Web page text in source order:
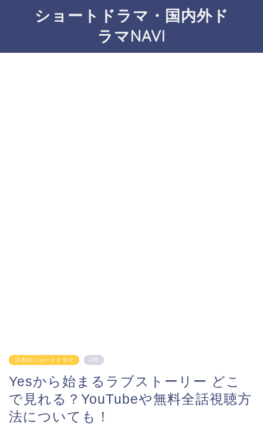
ショートドラマ・国内外ド
ラマNAVI
日本のショートドラマ PR
Yesから始まるラブストーリー どこ
で見れる？YouTubeや無料全話視聴方
法についても！